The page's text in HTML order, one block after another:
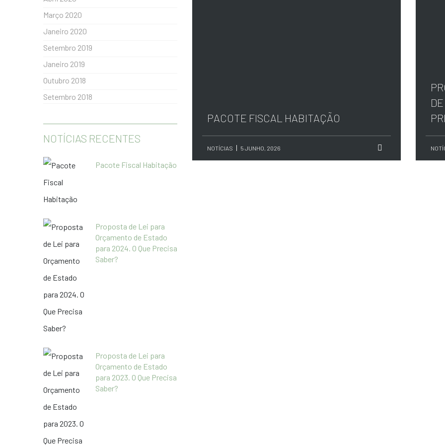
PACOTE FISCAL HABITAÇÃO
NOTÍCIAS 5 JUNHO, 2026
Março 2020
Janeiro 2020
Setembro 2019
Janeiro 2019
Outubro 2018
Setembro 2018
NOTÍCIAS RECENTES
Pacote Fiscal Habitação
Proposta de Lei para
Orçamento de Estado
para 2024. O Que Precisa
Saber?
Proposta de Lei para
Orçamento de Estado
para 2023. O Que Precisa
Saber?